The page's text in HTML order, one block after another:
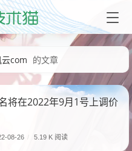
com 的文章
将在2022年9月1号上调价
08-26 / 5.19 K 阅读